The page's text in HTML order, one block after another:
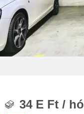
34 E Ft / hó